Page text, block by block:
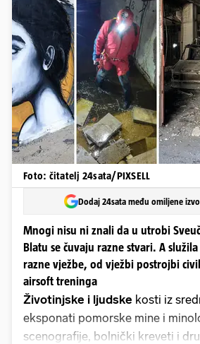
Foto: čitatelj 24sata/PIXSELL
Dodaj 24sata među omiljene
Mnogi nisu ni znali da u utrobi
Blatu se čuvaju razne stvari. A
razne vježbe, od vježbi postrojbi
airsoft treninga
Životinjske i ljudske kosti iz
eksponati pomorske mine i
scenografije, bolnički kreveti i